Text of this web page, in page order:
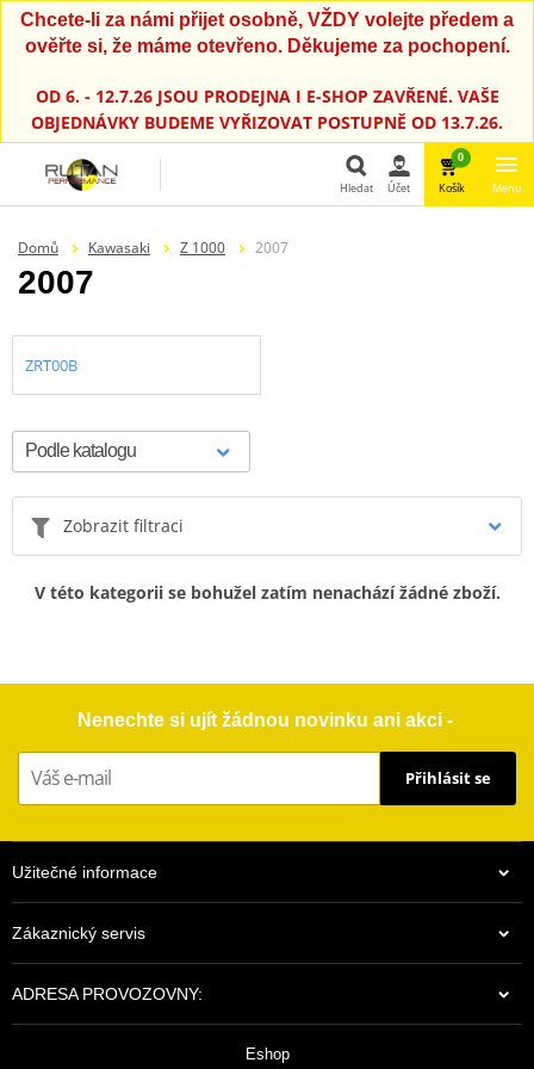
Chcete-li za námi přijet osobně, VŽDY volejte předem a
ověřte si, že máme otevřeno. Děkujeme za pochopení.
OD 6. - 12.7.26 JSOU PRODEJNA I E-SHOP ZAVŘENÉ. VAŠE
OBJEDNÁVKY BUDEME VYŘIZOVAT POSTUPNĚ OD 13.7.26.
Hledat Účet
0
Košík Menu
Domů Kawasaki Z 1000 2007
2007
ZRT00B
Zobrazit filtraci
V této kategorii se bohužel zatím nenachází žádné zboží.
Nenechte si ujít žádnou novinku ani akci -
Přihlásit se
Užitečné informace
Zákaznický servis
ADRESA PROVOZOVNY:
Eshop